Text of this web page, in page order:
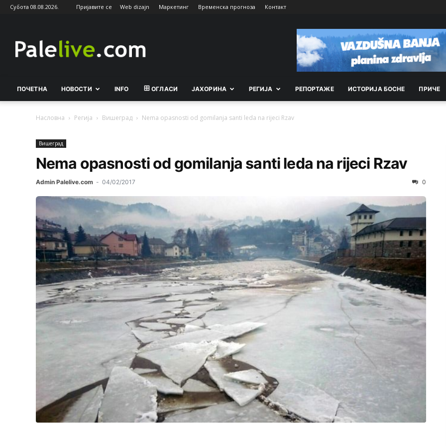
Субота 08.08.2026. Пријавите се Web dizajn Маркетинг Временска прогноза Контакт
ПОЧЕТНА НОВОСТИ INFO ОГЛАСИ ЈАХОРИНА РEГИЈА РEПОРТАЖE ИСТОРИЈА БОСНЕ ПРИЧЕ
Насловна Регија Вишeград Nema opasnosti od gomilanja santi leda na rijeci Rzav
Вишeград
Nema opasnosti od gomilanja santi leda na rijeci Rzav
Admin Palelive.com - 04/02/2017 0